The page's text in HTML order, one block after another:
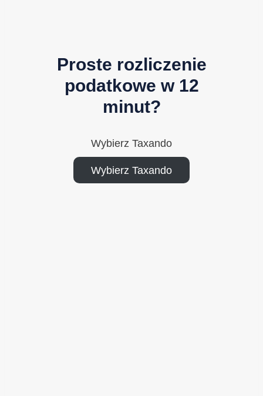
Proste rozliczenie
podatkowe w 12
minut?
Wybierz Taxando
Wybierz Taxando